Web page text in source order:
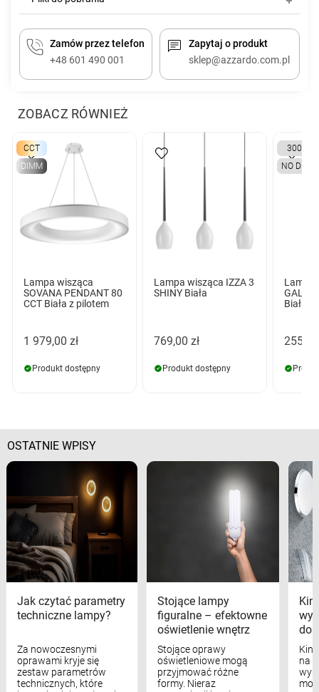
Zamów przez telefon
+48 601 490 001
Zapytaj o produkt
sklep@azzardo.com.pl
ZOBACZ RÓWNIEŻ
CCT
DIMM
Lampa wisząca
SOVANA PENDANT 80
CCT Biała z pilotem
1 979,00 zł
Produkt dostępny
Lampa wisząca IZZA 3
SHINY Biała
769,00 zł
Produkt dostępny
3000K
NO DIMM
Lampa
Biała
255,00
OSTATNIE WPISY
Jak czytać parametry
techniczne lampy?
Za nowoczesnymi
oprawami kryje się
zestaw parametrów
technicznych, które
Stojące lampy
figuralne – efektowne
oświetlenie wnętrz
Stojące oprawy
oświetleniowe mogą
przyjmować różne
formy. Nieraz
na